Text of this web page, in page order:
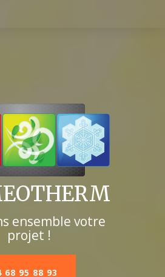
ensemble votre
projet !
68 95 88 93